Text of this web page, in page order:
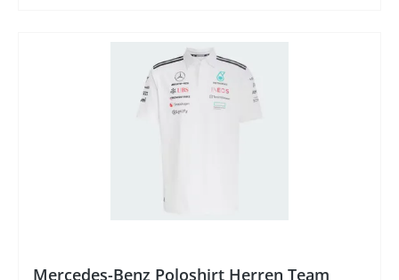
Mercedes-Benz Poloshirt Herren Team